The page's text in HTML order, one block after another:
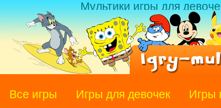
Мультики игры для
Все игры Игры для девочек Игры